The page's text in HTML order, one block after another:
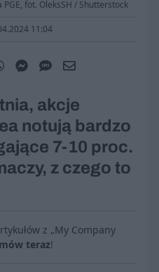
PGE, fot. OleksSH / Shutterstock
11:04
akcje
notują bardzo
7-10 proc.
z czego to
z „My Company
teraz!